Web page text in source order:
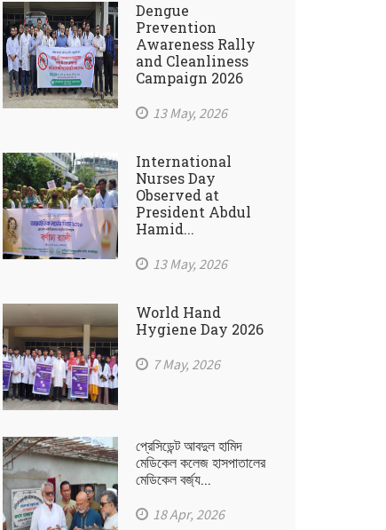
Dengue
Prevention
Awareness Rally
and Cleanliness
Campaign 2026
13 May, 2026
International
Nurses Day
Observed at
President Abdul
Hamid...
13 May, 2026
World Hand
Hygiene Day 2026
7 May, 2026
প্রেসিডেন্ট আবদুল হামিদ
মেডিকেল কলেজ হাসপাতালের
মেডিকেল বর্জ্য...
18 Apr, 2026